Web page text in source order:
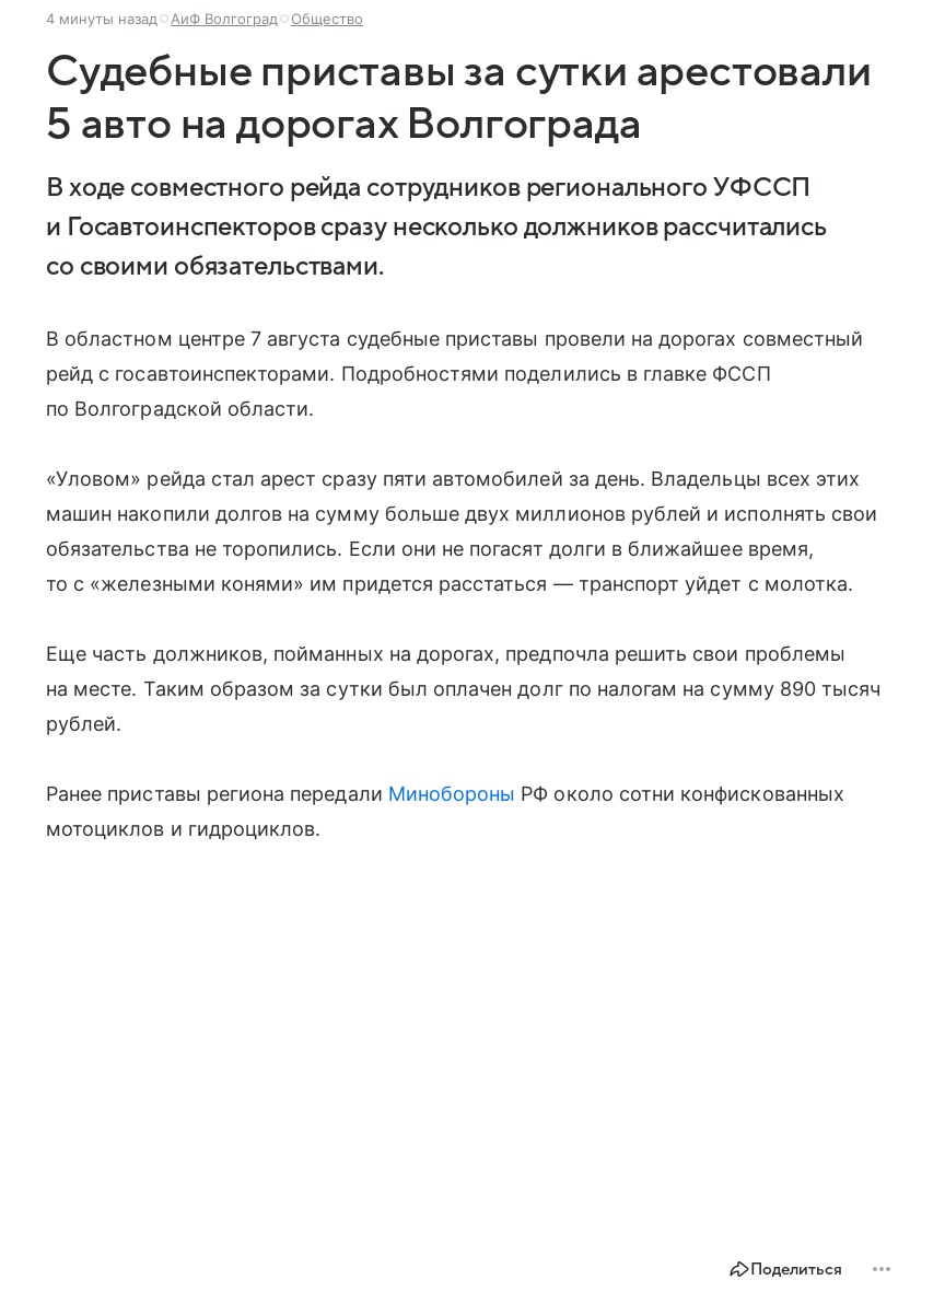
4 минуты назад АиФ Волгоград Общество
Судебные приставы за сутки арестовали
5 авто на дорогах Волгограда
В ходе совместного рейда сотрудников регионального УФССП
и Госавтоинспекторов сразу несколько должников рассчитались
со своими обязательствами.
В областном центре 7 августа судебные приставы провели на дорогах совместный
рейд с госавтоинспекторами. Подробностями поделились в главке ФССП
по Волгоградской области.
«Уловом» рейда стал арест сразу пяти автомобилей за день. Владельцы всех этих
машин накопили долгов на сумму больше двух миллионов рублей и исполнять свои
обязательства не торопились. Если они не погасят долги в ближайшее время,
то с «железными конями» им придется расстаться — транспорт уйдет с молотка.
Еще часть должников, пойманных на дорогах, предпочла решить свои проблемы
на месте. Таким образом за сутки был оплачен долг по налогам на сумму 890 тысяч
рублей.
Ранее приставы региона передали Минобороны РФ около сотни конфискованных
мотоциклов и гидроциклов.
Поделиться